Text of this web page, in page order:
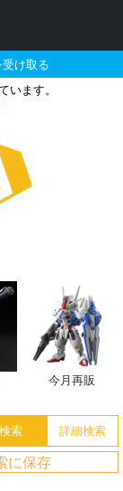
け取る
ます。
た機
今月再販
に保存